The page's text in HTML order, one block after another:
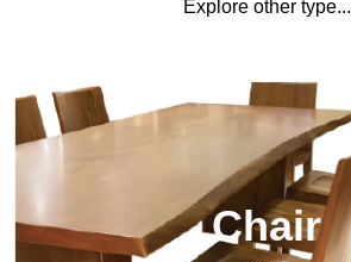
Explore other type...
Chair